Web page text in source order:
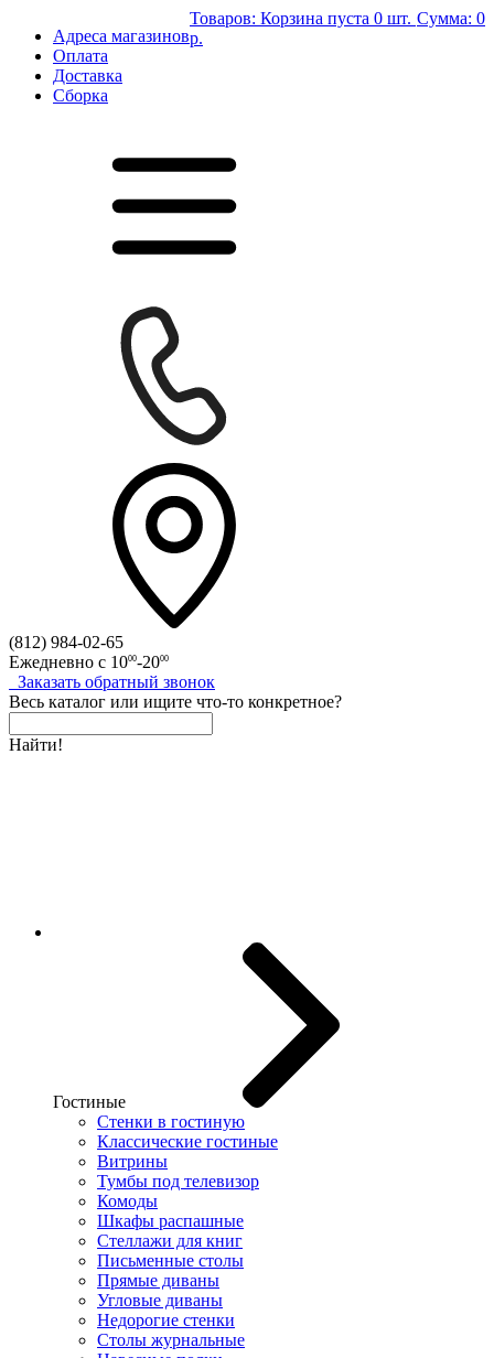
Адреса магазинов
Оплата
Доставка
Сборка
Товаров: Корзина пуста 0 шт. Сумма: 0
р.
(812) 984-02-65
Ежедневно с 1000-2000
Заказать обратный звонок
Весь каталог или ищите что-то конкретное?
Найти!
Гостиные
Стенки в гостиную
Классические гостиные
Витрины
Тумбы под телевизор
Комоды
Шкафы распашные
Стеллажи для книг
Письменные столы
Прямые диваны
Угловые диваны
Недорогие стенки
Столы журнальные